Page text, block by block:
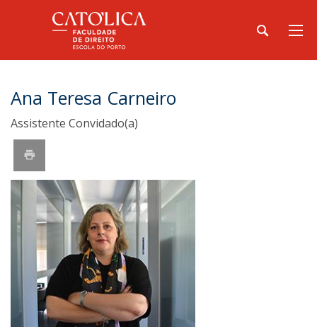
Ana Teresa Carneiro
Assistente Convidado(a)